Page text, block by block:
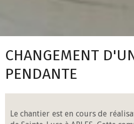
CHANGEMENT
PENDANTE
Le chantier est en cours de